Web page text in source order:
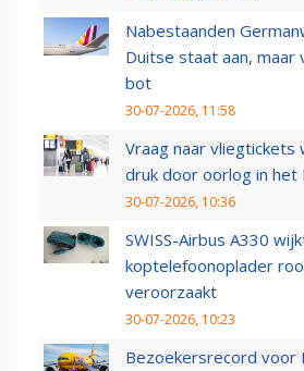
Nabestaanden
Duitse staat aan, maar
bot
30-07-2026, 11:58
Vraag naar
druk door oorlog in het
30-07-2026, 10:36
SWISS-Airbus A330
koptelefoonoplader
veroorzaakt
30-07-2026, 10:23
Bezoekersrecord voor